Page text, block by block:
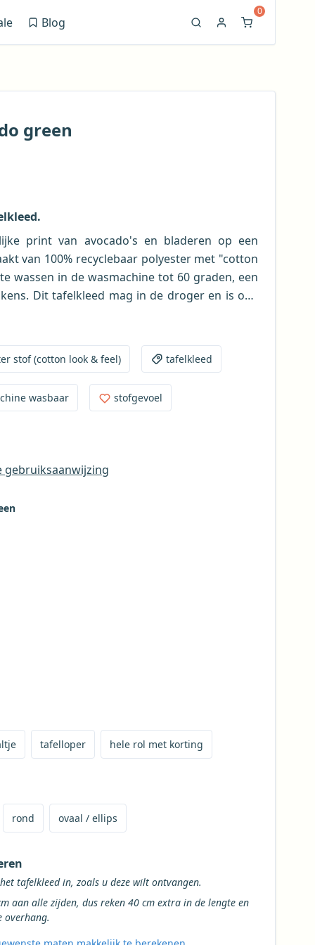
Blog
(opent in nieuw venster)
0
green
print van avocado's en bladeren op een
van 100% recyclebaar polyester met "cotton
wassen in de wasmachine tot 60 graden, een
Dit tafelkleed mag in de droger en is ook
toch? Het tafellinnen staat standaard
met biaisband in een bijpassende kleur die
de stof natuurlijk ook aanschaffen voor een
kan deze ook zonder afwerking geleverd
wat rafelig. Je kunt hiervoor tijdens het
op "nee" zetten.
stof (cotton look & feel) tafelkleed
wasbaar stofgevoel
gebruiksaanwijzing
maat te bestellen
bestellen
tafelloper
te bestellen
hele rol met korting
korting te bestellen
het tafelkleed
tafelkleed
rond ovaal / ellips
vorm voor het tafelkleed
Vul de gewenste maten van het het tafelkleed in, zoals u deze wilt ontvangen.
dus reken 40 cm extra in de lengte en
de breedte voor een gemiddelde overhang.